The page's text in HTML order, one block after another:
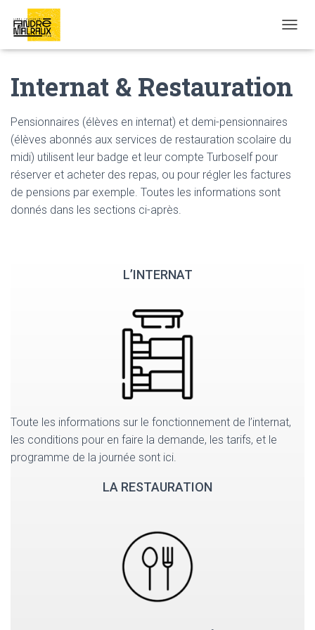
Internat & Restauration
Pensionnaires (élèves en internat) et demi-pensionnaires
(élèves abonnés aux services de restauration scolaire du
midi) utilisent leur badge et leur compte Turboself pour
réserver et acheter des repas, ou pour régler les factures
de pensions par exemple. Toutes les informations sont
donnés dans les sections ci-après.
L’INTERNAT
Toute les informations sur le fonctionnement de l’internat,
les conditions pour en faire la demande, les tarifs, et le
programme de la journée sont ici.
LA RESTAURATION